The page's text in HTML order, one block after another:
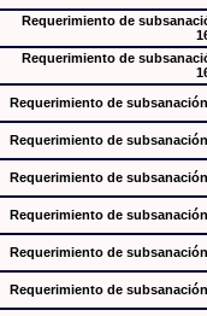
Requerimiento de
Requerimiento de
Requerimiento de
Requerimiento de
Requerimiento de
Requerimiento de
Requerimiento de
Requerimiento de